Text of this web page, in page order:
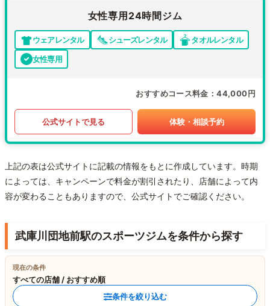
女性専用24時間ジム
ウェアレンタル シューズレンタル
タオルレンタル
女性専用
おすすめコース料金 44,000円
公式サイトで見る 体験・相談予約
上記の表は公式サイトに記載の情報をもとに作成しています。時期
によっては、キャンペーンで料金が割引されたり、店舗によって内
容が変わることもありますので、公式サイトでご確認ください。
武庫川団地前駅のスポーツジムを条件から探す
現在の条件
すべての店舗 / おすすめ順
条件を絞り込む